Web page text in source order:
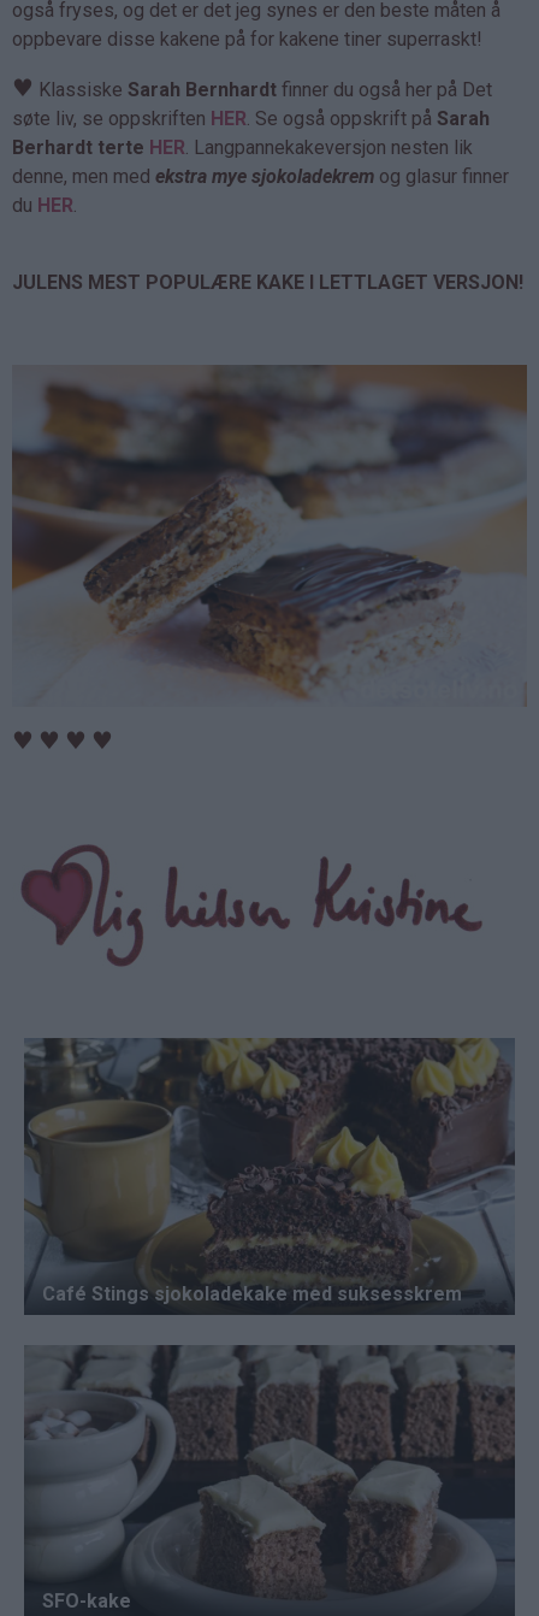
også fryses, og det er det jeg synes er den beste måten å
oppbevare disse kakene på for kakene tiner superraskt!
♥ Klassiske Sarah Bernhardt finner du også her på Det
søte liv, se oppskriften HER. Se også oppskrift på Sarah
Berhardt terte HER. Langpannekakeversjon nesten lik
denne, men med ekstra mye sjokoladekrem og glasur finner
du HER.
JULENS MEST POPULÆRE KAKE I LETTLAGET VERSJON!
♥ ♥ ♥ ♥